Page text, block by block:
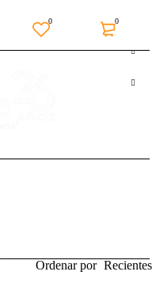
0 0
Ordenar por Recientes